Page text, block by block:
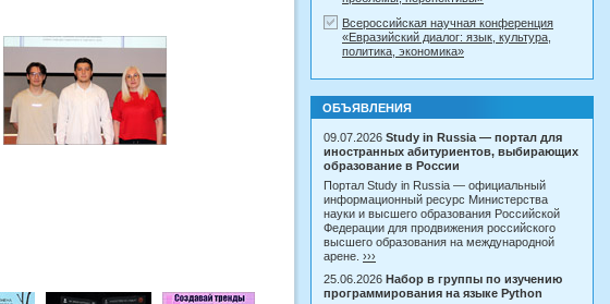
Всероссийская научная конференция
«Евразийский диалог: язык, культура,
политика, экономика»
ОБЪЯВЛЕНИЯ
09.07.2026 Study in Russia — портал для
иностранных абитуриентов, выбирающих
образование в России
Портал Study in Russia — официальный
информационный ресурс Министерства
науки и высшего образования Российской
Федерации для продвижения российского
высшего образования на международной
арене. ›››
25.06.2026 Набор в группы по изучению
программирования на языке Python